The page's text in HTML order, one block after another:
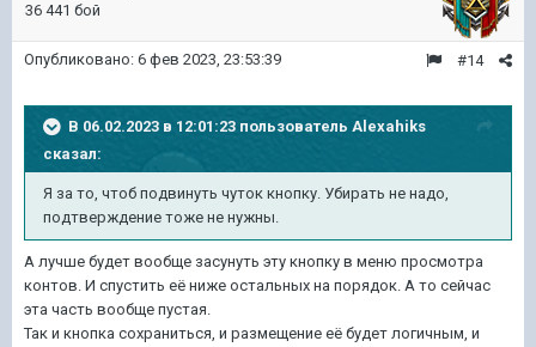
36 441 бой
#14
Опубликовано: 6 фев 2023, 23:53:39
В 06.02.2023 в 12:01:23 пользователь Alexahiks
сказал:
Я за то, чтоб подвинуть чуток кнопку. Убирать не надо,
подтверждение тоже не нужны.
А лучше будет вообще засунуть эту кнопку в меню просмотра
контов. И спустить её ниже остальных на порядок. А то сейчас
эта часть вообще пустая.
Так и кнопка сохраниться, и размещение её будет логичным, и